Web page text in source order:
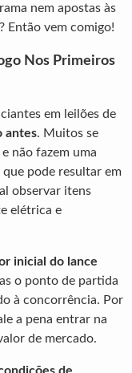
nem apostas às
Então vem comigo!
Nos Primeiros
em leilões de
antes. Muitos se
não fazem uma
pode resultar em
observar itens
elétrica e
inicial do lance
o ponto de partida
à concorrência. Por
a pena entrar na
de mercado.